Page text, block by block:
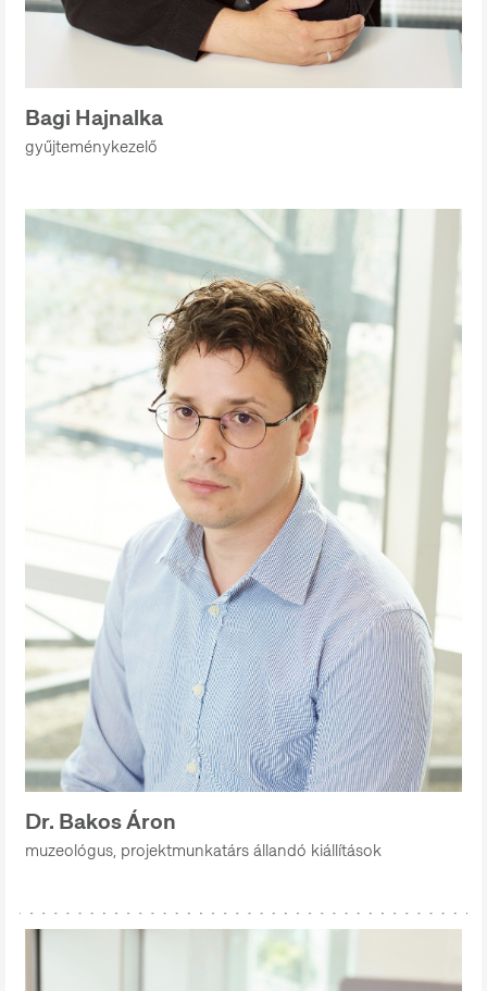
Bagi Hajnalka
gyűjteménykezelő
Dr. Bakos Áron
muzeológus, projektmunkatárs állandó kiállítások